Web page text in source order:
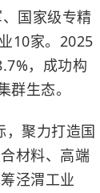
国家级专精
10家。2025
，成功构
生态。
，聚力打造国
材料、高端
泾渭工业